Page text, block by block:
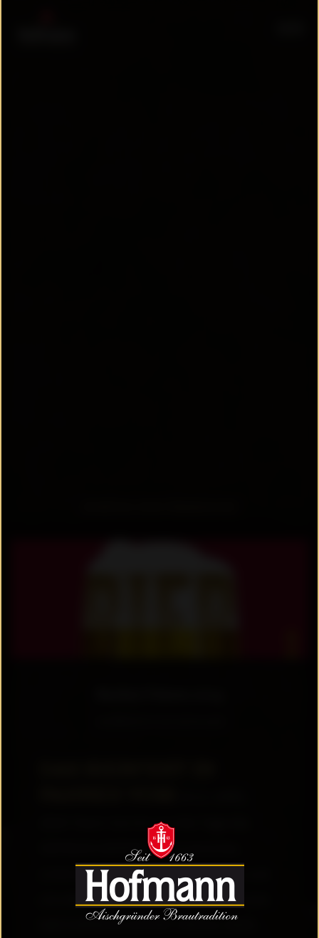
2024! Feiern Sie mit uns drei Tage das
HOFMANN-BIERFEST. Kulinarisches,
Unterhaltung, Spaß und gute Laune rund
ums Bier! Freuen Sie sich auf eine frische
Maß HOFMANN-EXPORT-SPEZIAL-BIER,